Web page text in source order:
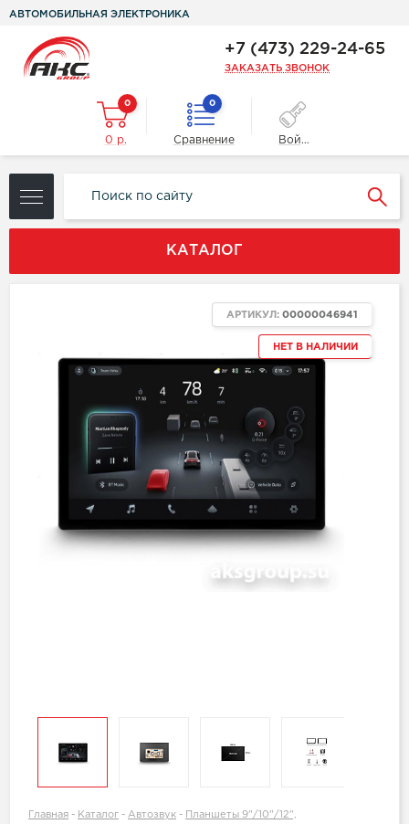
АВТОМОБИЛЬНАЯ ЭЛЕКТРОНИКА
+7 (473) 229-24-65
ЗАКАЗАТЬ ЗВОНОК
0
0 р.
0
Сравнение Войти
КАТАЛОГ
НЕТ В НАЛИЧИИ
АРТИКУЛ: 00000046941
Главная - Каталог - Автозвук -
Планшеты 9"/10"/12",